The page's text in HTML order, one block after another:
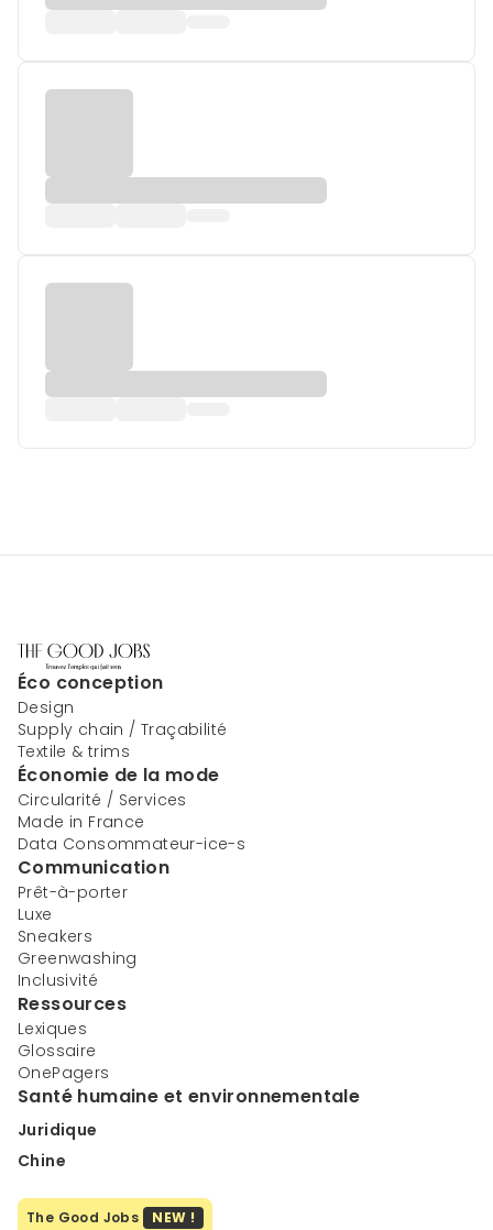
Éco conception
Design
Supply chain / Traçabilité
Textile & trims
Économie de la mode
Circularité / Services
Made in France
Data Consommateur-ice-s
Communication
Prêt-à-porter
Luxe
Sneakers
Greenwashing
Inclusivité
Ressources
Lexiques
Glossaire
OnePagers
Santé humaine et environnementale
Juridique
Chine
The Good Jobs NEW !